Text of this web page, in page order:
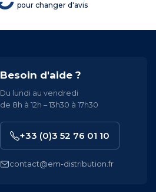
pour changer d'avis
Besoin d'aide ?
Du lundi au vendredi
de 8h à 12h – 13h30 à 17h30
+33 (0)3 52 76 01 10
contact@em-distribution.fr